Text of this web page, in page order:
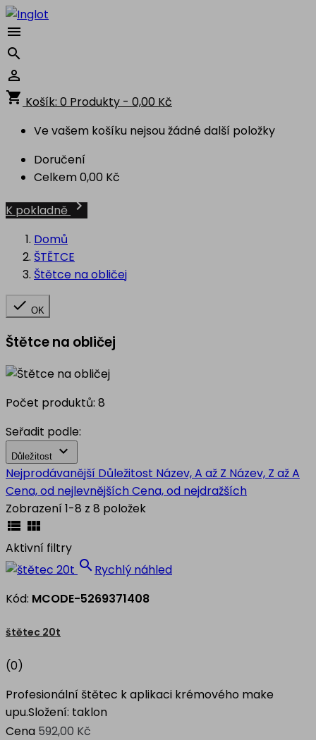



shopping_cart Košík: 0 Produkty - 0,00 Kč
Ve vašem košíku nejsou žádné další položky
Doručení
Celkem0,00 Kč
K pokladně
Domů
ŠTĚTCE
Štětce na obličej
 OK
Štětce na obličej
Počet produktů: 8
Seřadit podle:
Důležitost 
Nejprodávanější Důležitost Název, A až Z Název, Z až A
Cena, od nejlevnějšíchCena, od nejdražších
Zobrazení 1-8 z 8 položek
 
Aktivní filtry
 Rychlý náhled
Kód: MCODE-5269371408
štětec 20t
(0)
Profesionální štětec k aplikaci krémového make
upu.Složení: taklon
Cena 592,00 Kč